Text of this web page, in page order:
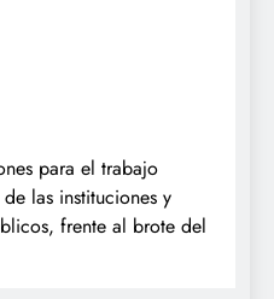
para el trabajo
las instituciones y
frente al brote del